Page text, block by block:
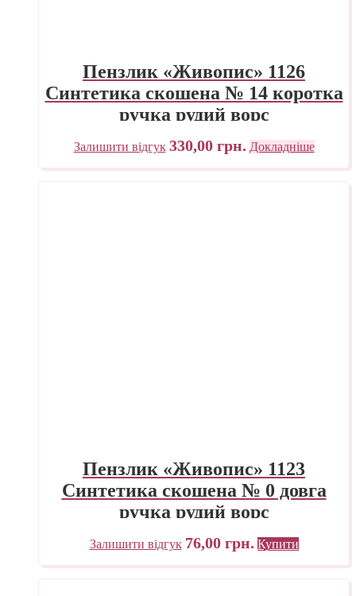
Пензлик «Живопис» 1126
Синтетика скошена № 14 коротка
ручка рудий ворс
Залишити відгук 330,00 грн. Докладніше
Пензлик «Живопис» 1123
Синтетика скошена № 0 довга
ручка рудий ворс
Залишити відгук 76,00 грн. Купити